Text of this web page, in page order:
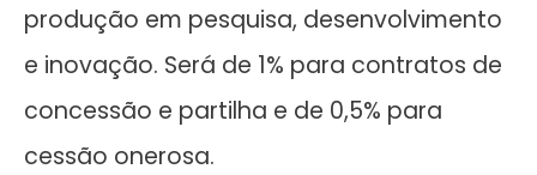
produção em pesquisa, desenvolvimento
e inovação. Será de 1% para contratos de
concessão e partilha e de 0,5% para
cessão onerosa.